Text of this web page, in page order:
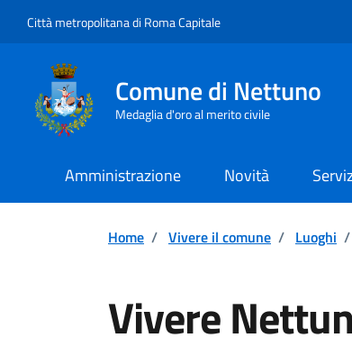
Città metropolitana di Roma Capitale
Comune di Nettuno
Medaglia d'oro al merito civile
Amministrazione Novità
Home / Vivere il comune / Luoghi /
Vivere